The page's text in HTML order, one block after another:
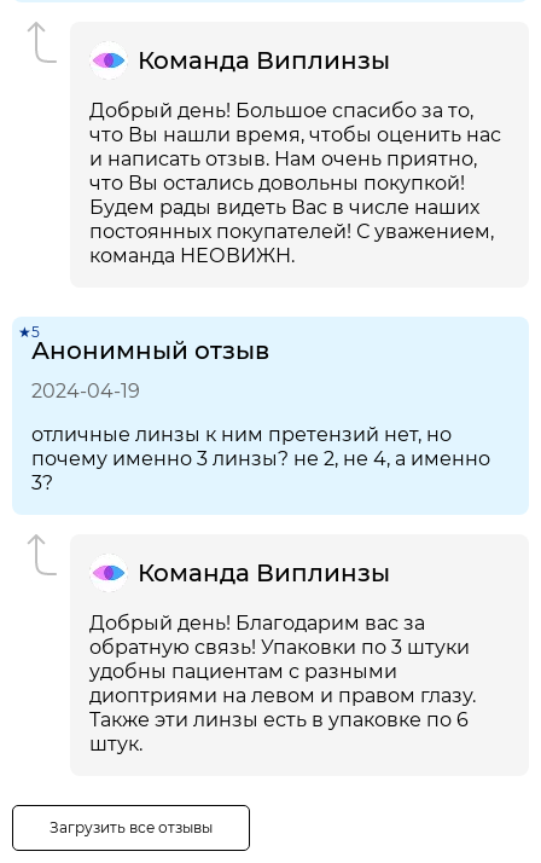
Команда Виплинзы
Добрый день! Большое спасибо за то,
что Вы нашли время, чтобы оценить нас
и написать отзыв. Нам очень приятно,
что Вы остались довольны покупкой!
Будем рады видеть Вас в числе наших
постоянных покупателей! С уважением,
команда НЕОВИЖН.
★5
Анонимный отзыв
2024-04-19
отличные линзы к ним претензий нет, но
почему именно 3 линзы? не 2, не 4, а именно
3?
Команда Виплинзы
Добрый день! Благодарим вас за
обратную связь! Упаковки по 3 штуки
удобны пациентам с разными
диоптриями на левом и правом глазу.
Также эти линзы есть в упаковке по 6
штук.
Загрузить все отзывы